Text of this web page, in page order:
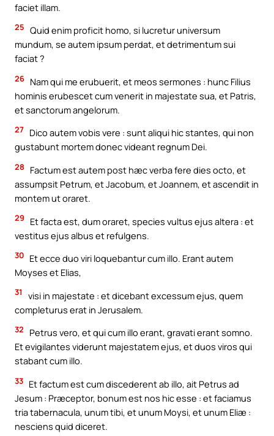
faciet illam.
25 Quid enim proficit homo, si lucretur universum
mundum, se autem ipsum perdat, et detrimentum sui
faciat ?
26 Nam qui me erubuerit, et meos sermones : hunc Filius
hominis erubescet cum venerit in majestate sua, et Patris,
et sanctorum angelorum.
27 Dico autem vobis vere : sunt aliqui hic stantes, qui non
gustabunt mortem donec videant regnum Dei.
28
Factum est autem post hæc verba fere dies octo, et
assumpsit Petrum, et Jacobum, et Joannem, et ascendit in
montem ut oraret.
29
Et facta est, dum oraret, species vultus ejus altera : et
vestitus ejus albus et refulgens.
30 Et ecce duo viri loquebantur cum illo. Erant autem
Moyses et Elias,
31
visi in majestate : et dicebant excessum ejus, quem
completurus erat in Jerusalem.
32
Petrus vero, et qui cum illo erant, gravati erant somno.
Et evigilantes viderunt majestatem ejus, et duos viros qui
stabant cum illo.
33 Et factum est cum discederent ab illo, ait Petrus ad
Jesum : Præceptor, bonum est nos hic esse : et faciamus
tria tabernacula, unum tibi, et unum Moysi, et unum Eliæ :
nesciens quid diceret.